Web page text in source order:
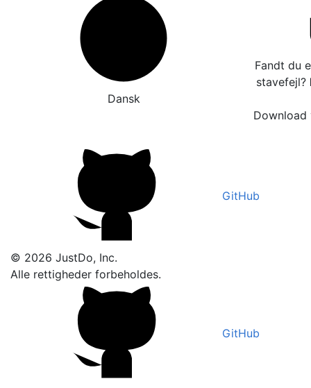
Dansk
Fandt du
stavefejl?
GitHub
© 2026 JustDo, Inc.
Alle rettigheder forbeholdes.
GitHub